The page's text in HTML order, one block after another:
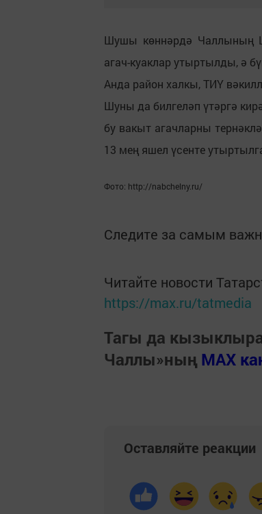
Шушы көннәрдә Чаллының
агач-куаклар утыртылды, ә
Анда район халкы, ТИҮ
Шуны да билгеләп үтәргә
бу вакыт агачларны
13 мең яшел үсенте
Фото: http://nabchelny.ru/
Следите за самым
Читайте новости
https://max.ru/tatmedia
Тагы да
Чаллы»ның MAX
Оставляйте реакции